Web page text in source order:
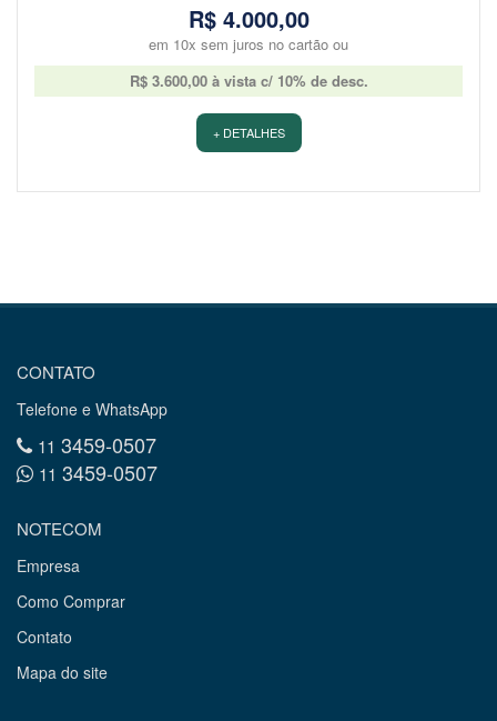
R$ 4.000,00
em 10x sem juros no cartão ou
R$ 3.600,00 à vista c/ 10% de desc.
+ DETALHES
CONTATO
Telefone e WhatsApp
11 3459-0507
11 3459-0507
NOTECOM
Empresa
Como Comprar
Contato
Mapa do site